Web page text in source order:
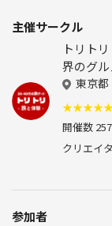
主催サークル
トリト
界のグ
東京都
★★★★
開催数
クリエイ
参加者